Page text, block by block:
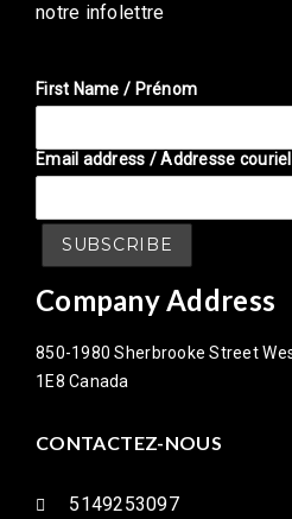
notre infolettre
First Name / Prénom
Email address / Addresse couriel
Company Address
850-1980 Sherbrooke Street
1E8 Canada
CONTACTEZ-NOUS
5149253097